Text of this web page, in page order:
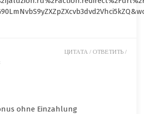
ohne Einzahlung
ЦИТАТА / ОТВЕТИТЬ /